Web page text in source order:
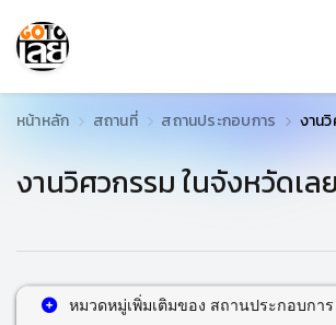
หน้าหลัก สถานที่ สถานประกอบการ งาน
งานวิศวกรรม ในจังหวัดเลย
หมวดหมู่เพิ่มเติมของ สถานประกอบการ